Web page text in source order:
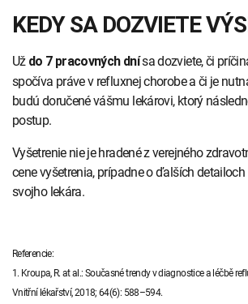
KEDY SA DOZVIETE
Už do 7 pracovných dnísa dozviete, či
spočíva práve v refluxnej chorobe a či je
budú doručené vášmu lekárovi, ktorý
postup.
Vyšetrenie nie je hradené z verejného
cene vyšetrenia, prípadne o ďalších
svojho lekára.
Referencie:
1. Kroupa, R. at al.: Současné trendy v diagnostice a léčbě
Vnitřní lékařství, 2018; 64(6): 588–594.